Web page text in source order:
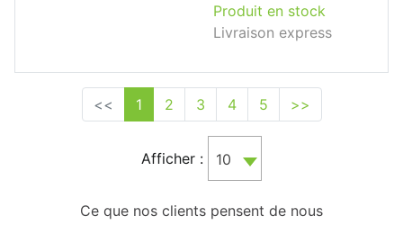
Produit en stock
Livraison express
<< 1 2 3 4 5 >>
Afficher : 10
Ce que nos clients pensent de nous